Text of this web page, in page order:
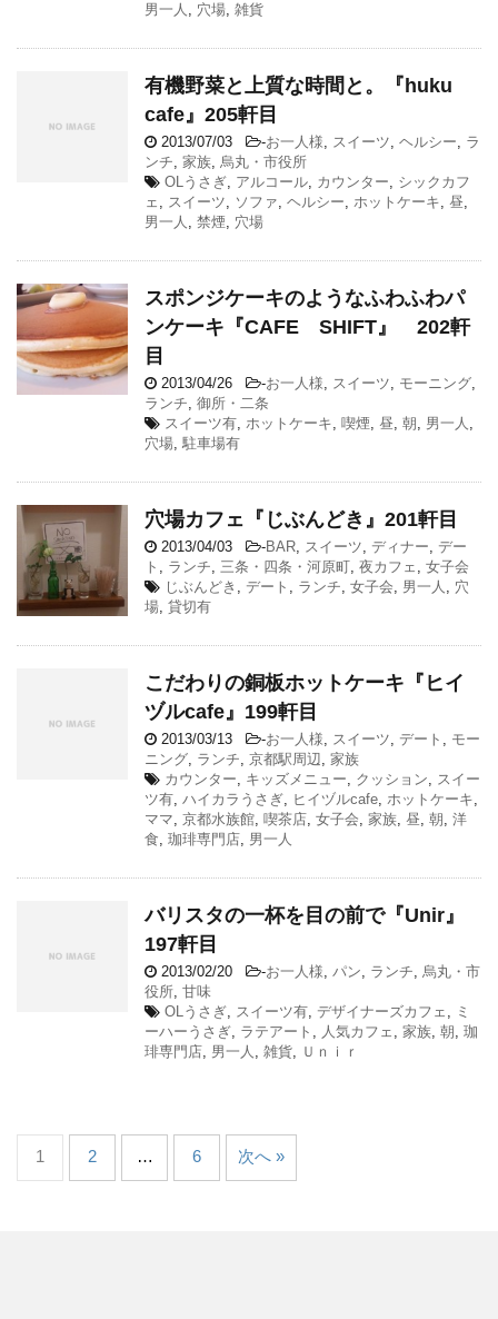
男一人 , 穴場, 雑貨
有機野菜と上質な時間と。『huku
cafe』205軒目
2013/07/03 -お一人様, スイーツ, ヘルシー, ラ
ンチ, 家族, 烏丸・市役所
OLうさぎ, アルコール, カウンター, シックカフ
ェ , スイーツ, ソファ, ヘルシー, ホットケーキ, 昼,
男一人 , 禁煙, 穴場
スポンジケーキのようなふわふわパ
ンケーキ『CAFE SHIFT』 202軒
目
2013/04/26 -お一人様, スイーツ, モーニング,
ランチ, 御所・二条
スイーツ有, ホットケーキ, 喫煙, 昼, 朝, 男一人 ,
穴場, 駐車場有
穴場カフェ『じぶんどき』201軒目
2013/04/03 -BAR, スイーツ, ディナー, デー
ト , ランチ, 三条・四条・河原町, 夜カフェ , 女子会
じぶんどき , デート , ランチ, 女子会, 男一人 , 穴
場, 貸切有
こだわりの銅板ホットケーキ『ヒイ
ヅルcafe』199軒目
2013/03/13 -お一人様, スイーツ, デート , モー
ニング, ランチ, 京都駅周辺, 家族
カウンター, キッズメニュー, クッション, スイー
ツ有, ハイカラうさぎ, ヒイヅルcafe, ホットケーキ,
ママ, 京都水族館, 喫茶店, 女子会, 家族, 昼, 朝, 洋
食, 珈琲専門店, 男一人
バリスタの一杯を目の前で『Unir』
197軒目
2013/02/20 -お一人様, パン, ランチ, 烏丸・市
役所, 甘味
OLうさぎ, スイーツ有, デザイナーズカフェ , ミ
ーハーうさぎ, ラテアート , 人気カフェ , 家族, 朝, 珈
琲専門店, 男一人 , 雑貨, Ｕｎｉｒ
1 2 … 6 次へ »